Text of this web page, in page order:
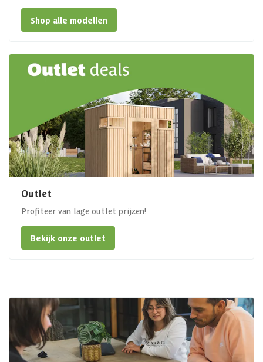
Shop alle modellen
Outlet
Profiteer van lage outlet prijzen!
Bekijk onze outlet